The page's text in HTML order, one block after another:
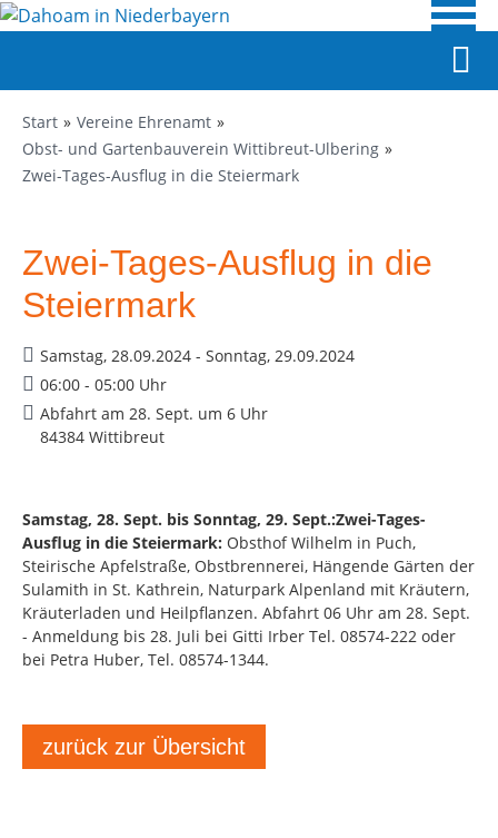
Start
Vereine Ehrenamt
Obst- und Gartenbauverein Wittibreut-Ulbering
Zwei-Tages-Ausflug in die Steiermark
Zwei-Tages-Ausflug in die
Steiermark
Samstag, 28.09.2024 - Sonntag, 29.09.2024
06:00 - 05:00 Uhr
Abfahrt am 28. Sept. um 6 Uhr
84384 Wittibreut
Samstag, 28. Sept. bis Sonntag, 29. Sept.:Zwei-Tages-
Ausflug in die Steiermark: Obsthof Wilhelm in Puch,
Steirische Apfelstraße, Obstbrennerei, Hängende Gärten der
Sulamith in St. Kathrein, Naturpark Alpenland mit Kräutern,
Kräuterladen und Heilpflanzen. Abfahrt 06 Uhr am 28. Sept.
- Anmeldung bis 28. Juli bei Gitti Irber Tel. 08574-222 oder
bei Petra Huber, Tel. 08574-1344.
zurück zur Übersicht